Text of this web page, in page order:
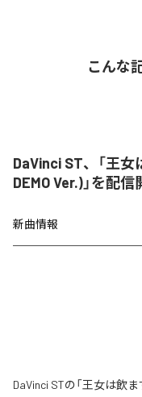
こんな
DaVinci ST、「王
DEMO Ver.)」を配信
新曲情報
DaVinci STの「王女は飲